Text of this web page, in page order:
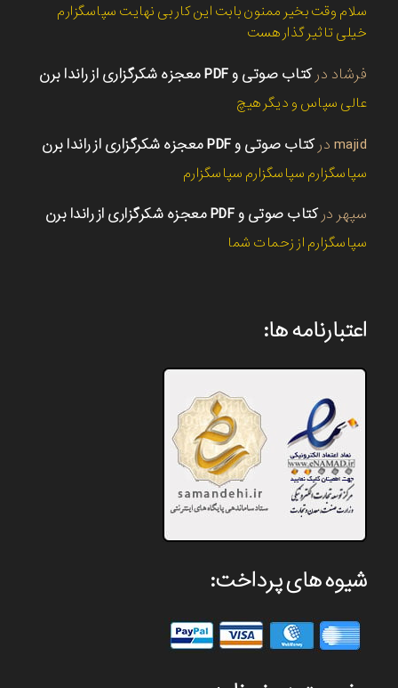
سلام وقت بخیر ممنون بابت این کار بی نهایت سپاسگزارم
خیلی تاثیر گذار هست
فرشاد درکتاب صوتی و PDF معجزه شکرگزاری از راندا برن
عالی سپاس و دیگر هیچ
majid درکتاب صوتی و PDF معجزه شکرگزاری از راندا برن
سپاسگزارم سپاسگزارم سپاسگزارم
سپهر درکتاب صوتی و PDF معجزه شکرگزاری از راندا برن
سپاسگزارم از زحمات شما
اعتبارنامه ها:
شیوه های پرداخت: